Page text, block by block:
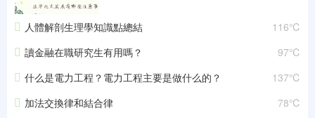
116℃
人體解剖生理學知識點總結
97℃
讀金融在職研究生有用嗎？
137℃
什么是電力工程？電力工程主要是做什么的？
78℃
加法交換律和結合律